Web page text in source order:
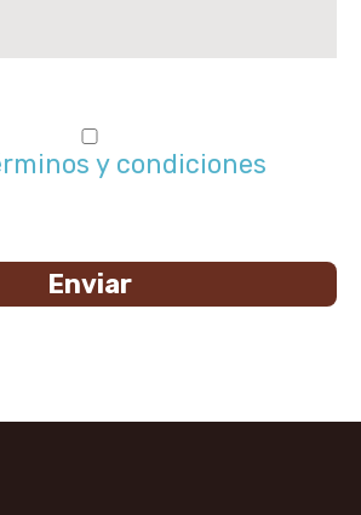
y condiciones